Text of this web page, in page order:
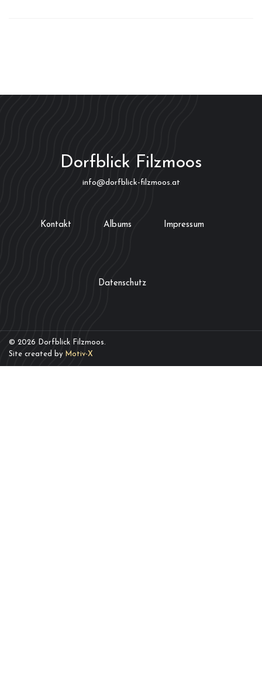
Dorfblick Filzmoos
info@dorfblick-filzmoos.at
Kontakt Albums Impressum
Datenschutz
© 2026 Dorfblick Filzmoos.
Site created by Motiv-X